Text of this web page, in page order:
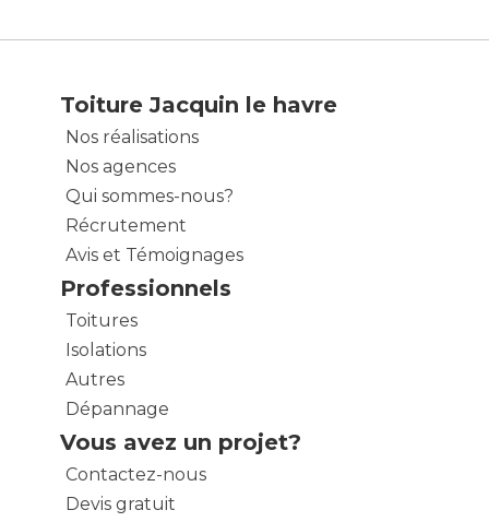
Toiture Jacquin le havre
Nos réalisations
Nos agences
Qui sommes-nous?
Récrutement
Avis et Témoignages
Professionnels
Toitures
Isolations
Autres
Dépannage
Vous avez un projet?
Contactez-nous
Devis gratuit